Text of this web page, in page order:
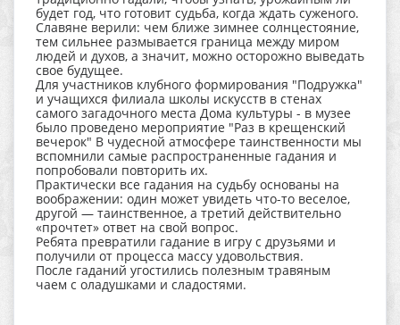
будет год, что готовит судьба, когда ждать суженого.
Славяне верили: чем ближе зимнее солнцестояние,
тем сильнее размывается граница между миром
людей и духов, а значит, можно осторожно выведать
свое будущее.
Для участников клубного формирования "Подружка"
и учащихся филиала школы искусств в стенах
самого загадочного места Дома культуры - в музее
было проведено мероприятие "Раз в крещенский
вечерок" В чудесной атмосфере таинственности мы
вспомнили самые распространенные гадания и
попробовали повторить их.
Практически все гадания на судьбу основаны на
воображении: один может увидеть что-то веселое,
другой — таинственное, а третий действительно
«прочтет» ответ на свой вопрос.
Ребята превратили гадание в игру с друзьями и
получили от процесса массу удовольствия.
После гаданий угостились полезным травяным
чаем с оладушками и сладостями.